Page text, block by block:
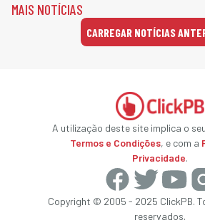
MAIS NOTÍCIAS
CARREGAR NOTÍCIAS
A utilização deste site implica o
Termos e Condições, e com a
Privacidade.
Copyright © 2005 - 2025 ClickPB.
reservados.